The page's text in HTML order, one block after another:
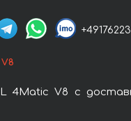
4Matic V8 с